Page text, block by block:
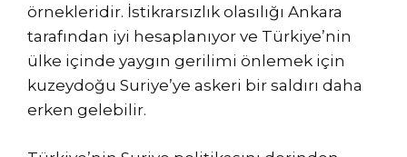
örnekleridir. İstikrarsızlık olasılığı Ankara
tarafından iyi hesaplanıyor ve Türkiye’nin
ülke içinde yaygın gerilimi önlemek için
kuzeydoğu Suriye’ye askeri bir saldırı daha
erken gelebilir.